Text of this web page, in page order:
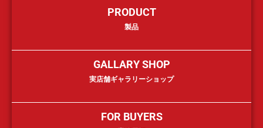
PRODUCT
製品
GALLARY SHOP
実店舗ギャラリーショップ
FOR BUYERS